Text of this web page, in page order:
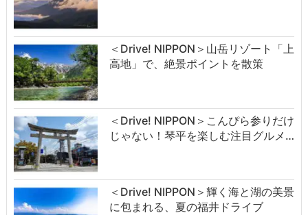
＜Drive! NIPPON＞山岳リゾート「上
高地」で、絶景ポイントを散策
＜Drive! NIPPON＞こんぴら参りだけ
じゃない！琴平を楽しむ注目グルメ…
＜Drive! NIPPON＞輝く海と湖の美景
に包まれる、夏の福井ドライブ